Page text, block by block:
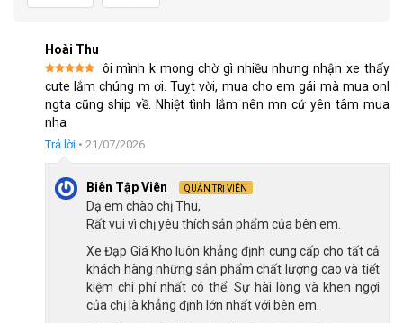
hơn khi học tập và khám phá kỹ năng đi xe đạp.
Khung thép chắc chắn, rỏ xe tiện lợi
Hoài Thu
Được xếp
hạng 55
sao
ôi mình k mong chờ gì nhiều nhưng nhận xe thấy
cute lắm chúng m ơi. Tuỵt vời, mua cho em gái mà mua onl
ngta cũng ship về. Nhiệt tình lắm nên mn cứ yên tâm mua
nha
Trả lời • 21/07/2026
Biên Tập Viên QUẢN TRỊ VIÊN
Dạ em chào chị Thu,
Rất vui vì chị yêu thích sản phẩm của bên em.
Xe Đạp Giá Kho luôn khẳng định cung cấp cho tất cả
khách hàng những sản phẩm chất lượng cao và tiết
kiệm chi phí nhất có thể. Sự hài lòng và khen ngợi
của chị là khẳng định lớn nhất với bên em.